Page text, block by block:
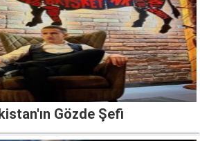
Gözde Şefi